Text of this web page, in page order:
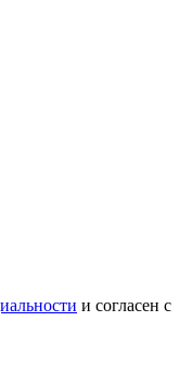
и согласен с